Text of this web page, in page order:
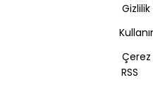
Gizlilik
Çerez
RSS